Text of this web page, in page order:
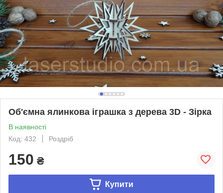
Об'ємна ялинкова іграшка з дерева 3D - Зірка
В наявності
Код: 432
Роздріб
150 ₴
Купити